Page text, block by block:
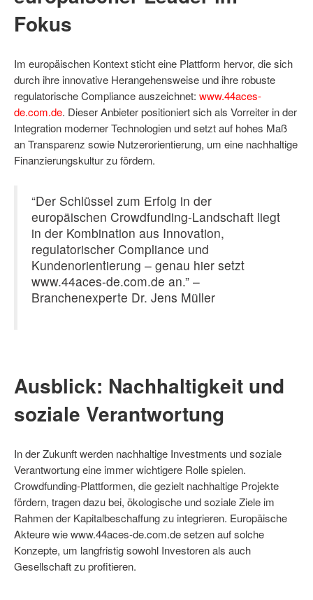
Fokus
Im europäischen Kontext sticht eine Plattform hervor, die sich
durch ihre innovative Herangehensweise und ihre robuste
regulatorische Compliance auszeichnet: www.44aces-
de.com.de. Dieser Anbieter positioniert sich als Vorreiter in der
Integration moderner Technologien und setzt auf hohes Maß
an Transparenz sowie Nutzerorientierung, um eine nachhaltige
Finanzierungskultur zu fördern.
“Der Schlüssel zum Erfolg in der
europäischen Crowdfunding-Landschaft liegt
in der Kombination aus Innovation,
regulatorischer Compliance und
Kundenorientierung – genau hier setzt
www.44aces-de.com.de an.” –
Branchenexperte Dr. Jens Müller
Ausblick: Nachhaltigkeit und
soziale Verantwortung
In der Zukunft werden nachhaltige Investments und soziale
Verantwortung eine immer wichtigere Rolle spielen.
Crowdfunding-Plattformen, die gezielt nachhaltige Projekte
fördern, tragen dazu bei, ökologische und soziale Ziele im
Rahmen der Kapitalbeschaffung zu integrieren. Europäische
Akteure wie www.44aces-de.com.de setzen auf solche
Konzepte, um langfristig sowohl Investoren als auch
Gesellschaft zu profitieren.